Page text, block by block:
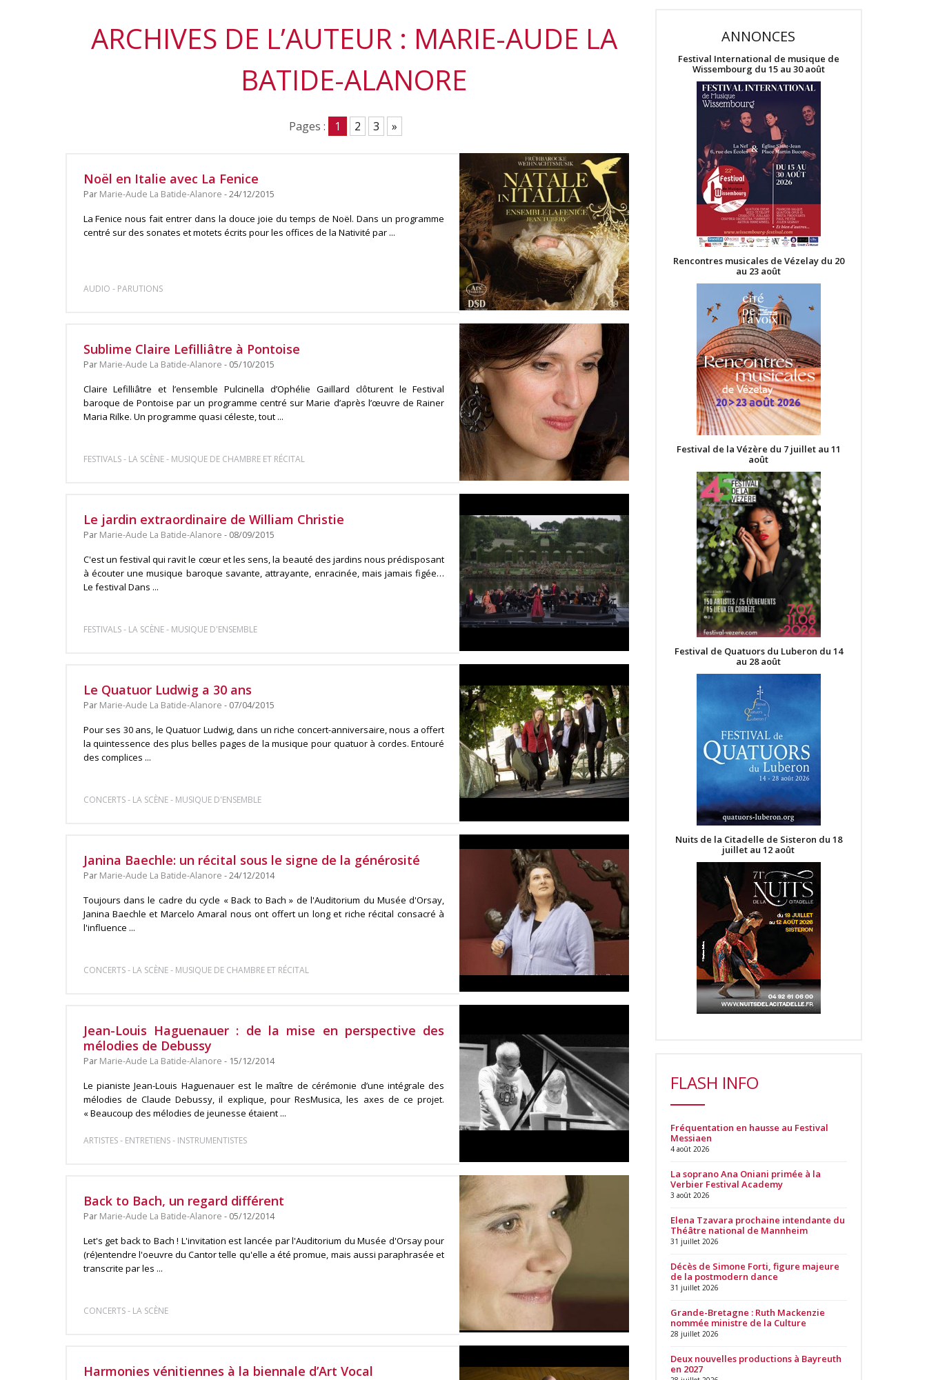
ARCHIVES DE L’AUTEUR : MARIE-AUDE LA
BATIDE-ALANORE
Pages : 1 2 3 »
Noël en Italie avec La Fenice
Par Marie-Aude La Batide-Alanore - 24/12/2015
La Fenice nous fait entrer dans la douce joie du temps de Noël. Dans un programme
centré sur des sonates et motets écrits pour les offices de la Nativité par ...
AUDIO - PARUTIONS
Sublime Claire Lefilliâtre à Pontoise
Par Marie-Aude La Batide-Alanore - 05/10/2015
Claire Lefilliâtre et l’ensemble Pulcinella d’Ophélie Gaillard clôturent le Festival
baroque de Pontoise par un programme centré sur Marie d’après l’œuvre de Rainer
Maria Rilke. Un programme quasi céleste, tout ...
FESTIVALS- LA SCÈNE- MUSIQUE DE CHAMBRE ET RÉCITAL
Le jardin extraordinaire de William Christie
Par Marie-Aude La Batide-Alanore - 08/09/2015
C'est un festival qui ravit le cœur et les sens, la beauté des jardins nous prédisposant
à écouter une musique baroque savante, attrayante, enracinée, mais jamais figée…
Le festival Dans ...
FESTIVALS- LA SCÈNE- MUSIQUE D'ENSEMBLE
Le Quatuor Ludwig a 30 ans
Par Marie-Aude La Batide-Alanore - 07/04/2015
Pour ses 30 ans, le Quatuor Ludwig, dans un riche concert-anniversaire, nous a offert
la quintessence des plus belles pages de la musique pour quatuor à cordes. Entouré
des complices ...
CONCERTS- LA SCÈNE- MUSIQUE D'ENSEMBLE
Janina Baechle: un récital sous le signe de la générosité
Par Marie-Aude La Batide-Alanore - 24/12/2014
Toujours dans le cadre du cycle « Back to Bach » de l'Auditorium du Musée d'Orsay,
Janina Baechle et Marcelo Amaral nous ont offert un long et riche récital consacré à
l'influence ...
CONCERTS- LA SCÈNE- MUSIQUE DE CHAMBRE ET RÉCITAL
Jean-Louis Haguenauer : de la mise en perspective des
mélodies de Debussy
Par Marie-Aude La Batide-Alanore - 15/12/2014
Le pianiste Jean-Louis Haguenauer est le maître de cérémonie d’une intégrale des
mélodies de Claude Debussy, il explique, pour ResMusica, les axes de ce projet.
« Beaucoup des mélodies de jeunesse étaient ...
ARTISTES- ENTRETIENS- INSTRUMENTISTES
Back to Bach, un regard différent
Par Marie-Aude La Batide-Alanore - 05/12/2014
Let's get back to Bach ! L'invitation est lancée par l'Auditorium du Musée d'Orsay pour
(ré)entendre l'oeuvre du Cantor telle qu'elle a été promue, mais aussi paraphrasée et
transcrite par les ...
CONCERTS- LA SCÈNE
Harmonies vénitiennes à la biennale d’Art Vocal
ANNONCES
Festival International de musique de
Wissembourg du 15 au 30 août
Rencontres musicales de Vézelay du 20
au 23 août
Festival de la Vézère du 7 juillet au 11
août
Festival de Quatuors du Luberon du 14
au 28 août
Nuits de la Citadelle de Sisteron du 18
juillet au 12 août
FLASH INFO
Fréquentation en hausse au Festival
Messiaen
4 août 2026
La soprano Ana Oniani primée à la
Verbier Festival Academy
3 août 2026
Elena Tzavara prochaine intendante du
Théâtre national de Mannheim
31 juillet 2026
Décès de Simone Forti, figure majeure
de la postmodern dance
31 juillet 2026
Grande-Bretagne : Ruth Mackenzie
nommée ministre de la Culture
28 juillet 2026
Deux nouvelles productions à Bayreuth
en 2027